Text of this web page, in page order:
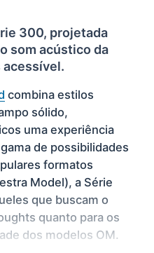
300, projetada
som acústico da
acessível.
combina estilos
sólido,
uma experiência
de possibilidades
formatos
Model), a Série
que buscam o
quanto para os
dos modelos OM.